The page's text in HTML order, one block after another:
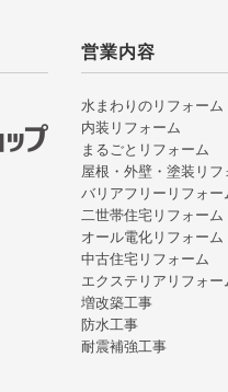
営業内容
水まわりのリフォーム
内装リフォーム
まるごとリフォーム
屋根・外壁・塗装リフ
バリアフリーリフォー
二世帯住宅リフォーム
オール電化リフォーム
中古住宅リフォーム
エクステリアリフォー
増改築工事
防水工事
耐震補強工事